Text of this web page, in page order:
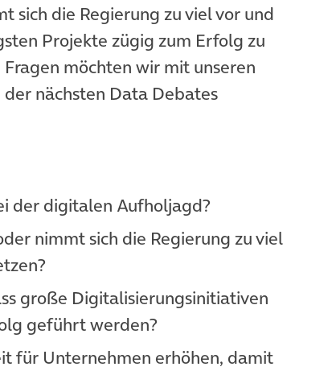
sich die Regierung zu viel vor und
Projekte zügig zum Erfolg zu
möchten wir mit unseren
nächsten Data Debates
der digitalen Aufholjagd?
nimmt sich die Regierung zu viel
große Digitalisierungsinitiativen
geführt werden?
für Unternehmen erhöhen, damit